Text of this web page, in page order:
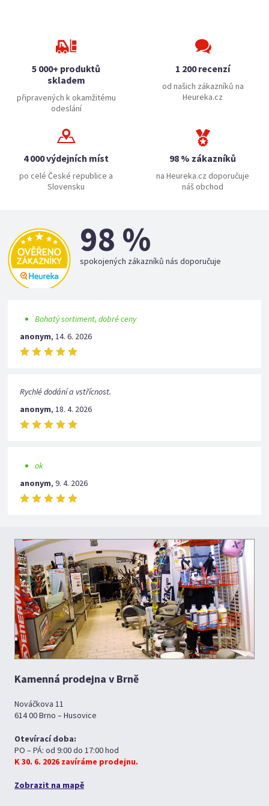
5 000+ produktů
skladem
připravených k okamžitému
odeslání
1 200 recenzí
od našich zákazníků na
Heureka.cz
4 000 výdejních míst
po celé České republice a
Slovensku
98 % zákazníků
na Heureka.cz doporučuje
náš obchod
98 %
spokojených zákazníků nás doporučuje
Bohatý sortiment, dobré ceny
anonym,14. 6. 2026
Rychlé dodání a vstřícnost.
anonym,18. 4. 2026
ok
anonym,9. 4. 2026
Kamenná prodejna v Brně
Nováčkova 11
614 00 Brno – Husovice
Otevírací doba:
PO – PÁ: od 9:00 do 17:00 hod
K 30. 6. 2026 zavíráme prodejnu.
Zobrazit na mapě